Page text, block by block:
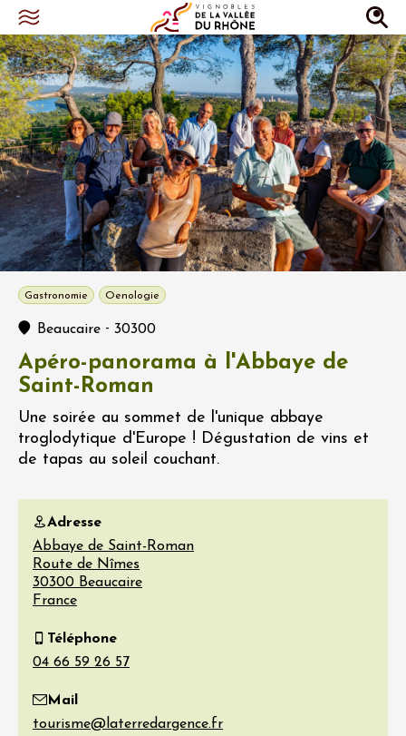
Gastronomie Oenologie
Beaucaire - 30300
Apéro-panorama à l'Abbaye de
Saint-Roman
Une soirée au sommet de l'unique abbaye
troglodytique d'Europe ! Dégustation de vins et
de tapas au soleil couchant.
Adresse
Abbaye de Saint-Roman
Route de Nîmes
30300 Beaucaire
France
Téléphone
Mail